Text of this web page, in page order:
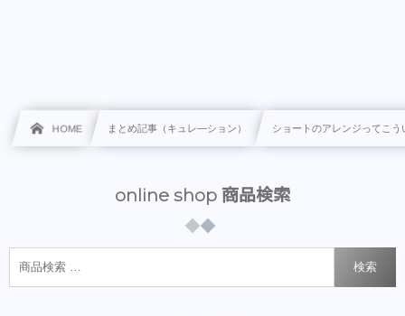
HOME まとめ記事（キュレ―ション） ショートのアレンジってこ
online shop 商品検索
検索